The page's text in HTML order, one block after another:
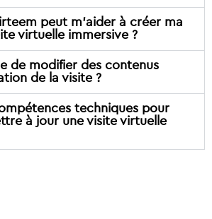
peut m’aider à créer ma
virtuelle immersive ?
de modifier des contenus
de la visite ?
techniques pour
à jour une visite virtuelle